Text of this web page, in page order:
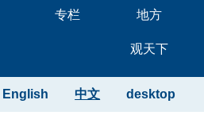
专栏 地方
观天下
desktop
中文
English